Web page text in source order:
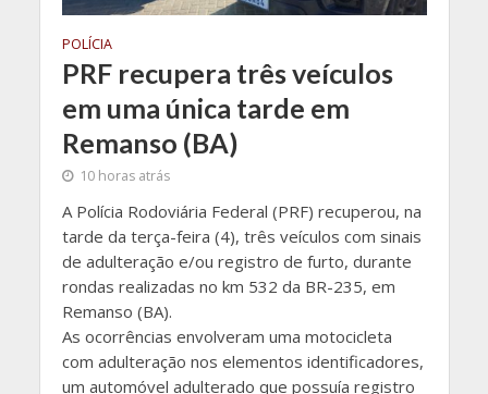
POLÍCIA
PRF recupera três veículos
em uma única tarde em
Remanso (BA)
10 horas atrás
A Polícia Rodoviária Federal (PRF) recuperou, na
tarde da terça-feira (4), três veículos com sinais
de adulteração e/ou registro de furto, durante
rondas realizadas no km 532 da BR-235, em
Remanso (BA).
As ocorrências envolveram uma motocicleta
com adulteração nos elementos identificadores,
um automóvel adulterado que possuía registro